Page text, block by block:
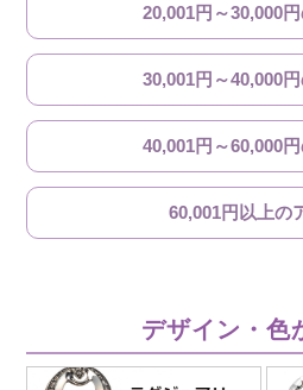
20,001円～30,000
30,001円～40,000
40,001円～60,000
60,001円以上の
デザイン・色